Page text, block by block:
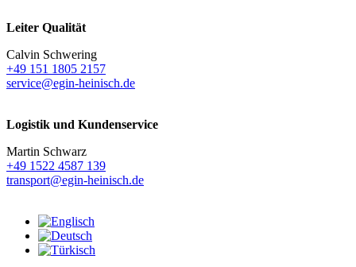
Leiter Qualität
Calvin Schwering
+49 151 1805 2157
service@egin-heinisch.de
Logistik und Kundenservice
Martin Schwarz
+49 1522 4587 139
transport@egin-heinisch.de